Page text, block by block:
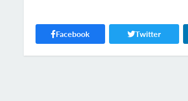
Facebook Twitter